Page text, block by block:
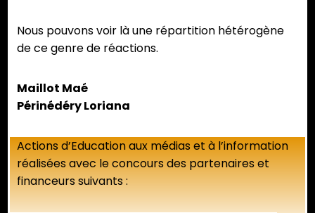
Nous pouvons voir là une répartition hétérogène
de ce genre de réactions.
Maillot Maé
Périnédéry Loriana
Actions d’Education aux médias et à l’information
réalisées avec le concours des partenaires et
financeurs suivants :